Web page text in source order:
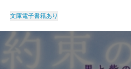
文庫電子書籍あり